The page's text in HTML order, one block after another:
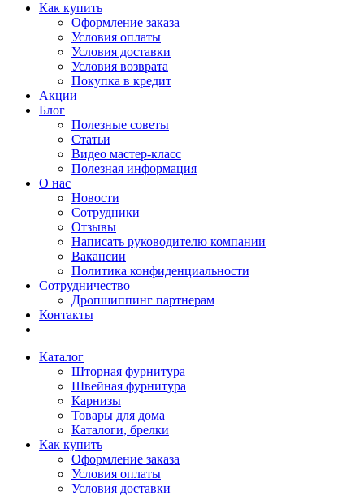
Как купить
Оформление заказа
Условия оплаты
Условия доставки
Условия возврата
Покупка в кредит
Акции
Блог
Полезные советы
Статьи
Видео мастер-класс
Полезная информация
О нас
Новости
Сотрудники
Отзывы
Написать руководителю компании
Вакансии
Политика конфиденциальности
Сотрудничество
Дропшиппинг партнерам
Контакты
Каталог
Шторная фурнитура
Швейная фурнитура
Карнизы
Товары для дома
Каталоги, брелки
Как купить
Оформление заказа
Условия оплаты
Условия доставки